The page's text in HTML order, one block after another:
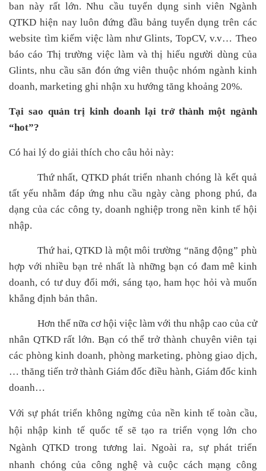
ban này rất lớn. Nhu cầu tuyển dụng sinh viênNgành
QTKD hiện nay luôn đứng đầu bảng tuyển dụng trên các
website tìm kiếm việc làm như Glints, TopCV, v.v… Theo
báo cáo Thị trường việc làm và thị hiếu người dùng của
Glints, nhu cầu săn đón ứng viên thuộc nhóm ngành kinh
doanh, marketing ghi nhận xu hướng tăng khoảng 20%.
Tại sao quản trị kinh doanh lại trở thành một ngành
“hot”?
Có hai lý do giải thích cho câu hỏi này:
Thứ nhất, QTKDphát triển nhanh chóng là kết quả
tất yếu nhằm đáp ứng nhu cầu ngày càng phong phú, đa
dạng của các công ty, doanh nghiệp trong nền kinh tế hội
nhập.
Thứ hai,QTKD là một môi trường “năng động” phù
hợp với nhiều bạn trẻ nhất là những bạn có đam mê kinh
doanh, có tư duy đổi mới, sáng tạo, ham học hỏi và muốn
khẳng định bản thân.
Hơn thế nữa cơ hội việc làm với thu nhập cao của cử
nhân QTKDrất lớn. Bạn có thể trở thành chuyên viên tại
các phòng kinh doanh, phòng marketing, phòng giao dịch,
… thăng tiến trở thành Giám đốc điều hành, Giám đốc kinh
doanh…
Với sự phát triển không ngừng của nền kinh tế toàn cầu,
hội nhập kinh tế quốc tế sẽ tạo ra triển vọng lớn cho
Ngành QTKD trong tương lai. Ngoài ra, sự phát triển
nhanh chóng của công nghệ và cuộc cách mạng công